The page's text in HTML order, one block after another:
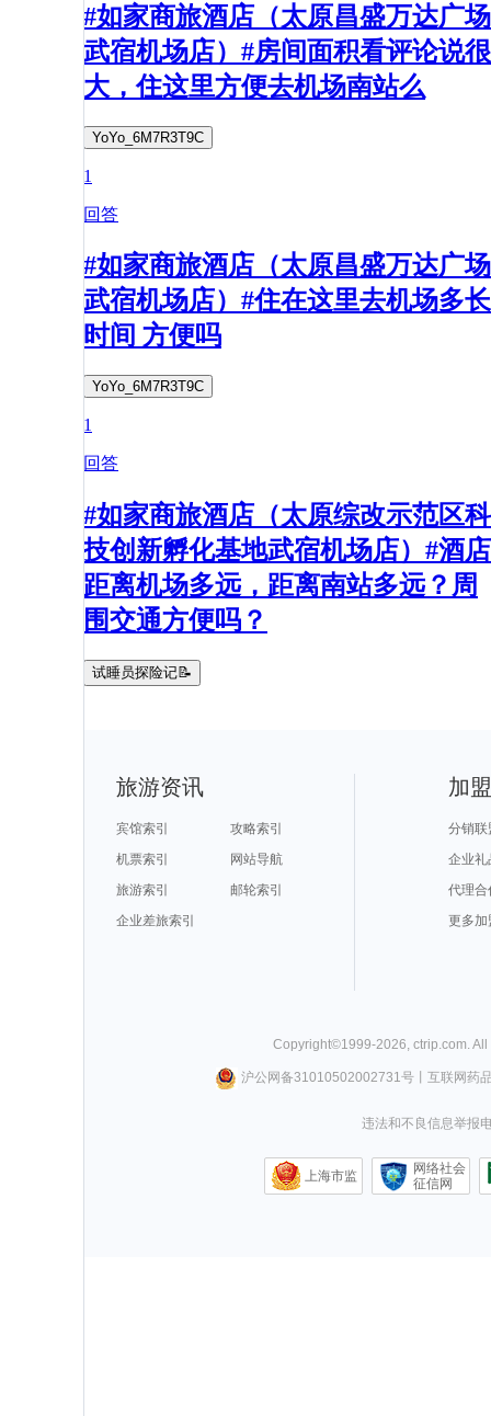
#如家商旅酒店（太原昌盛万达广场
武宿机场店）#房间面积看评论说很
大，住这里方便去机场南站么
YoYo_6M7R3T9C
1
回答
#如家商旅酒店（太原昌盛万达广场
武宿机场店）#住在这里去机场多长
时间 方便吗
YoYo_6M7R3T9C
1
回答
#如家商旅酒店（太原综改示范区科
技创新孵化基地武宿机场店）#酒店
距离机场多远，距离南站多远？周
围交通方便吗？
试睡员探险记📝
旅游资讯
宾馆索引
攻略索引
机票索引
网站导航
旅游索引
邮轮索引
企业差旅索引
加
分销联
企业礼
代理合
更多加
Copyright©1999-2026, ctrip.com.
沪公网备31010502002731号丨 互联网药
违法和不良信息举报
上海市监
网络社会
征信网